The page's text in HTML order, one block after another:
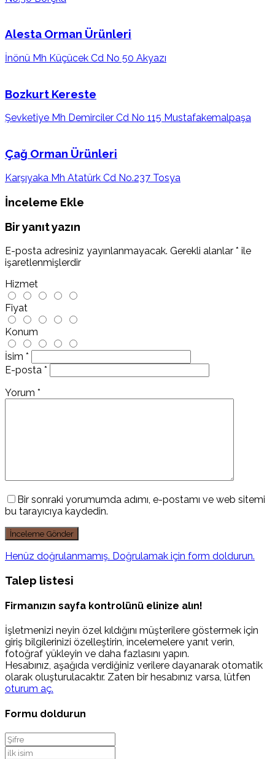
Alesta Orman Ürünleri
İnönü Mh Küçücek Cd No 50 Akyazı
Bozkurt Kereste
Şevketiye Mh Demirciler Cd No 115 Mustafakemalpaşa
Çağ Orman Ürünleri
Karşıyaka Mh Atatürk Cd No.237 Tosya
İnceleme Ekle
Bir yanıt yazın
E-posta adresiniz yayınlanmayacak. Gerekli alanlar * ile
işaretlenmişlerdir
Hizmet
Fiyat
Konum
İsim *
E-posta *
Yorum *
Bir sonraki yorumumda adımı, e-postamı ve web sitemi
bu tarayıcıya kaydedin.
Henüz doğrulanmamış. Doğrulamak için form doldurun.
Talep listesi
Firmanızın sayfa kontrolünü elinize alın!
İşletmenizi neyin özel kıldığını müşterilere göstermek için
giriş bilgilerinizi özelleştirin, incelemelere yanıt verin,
fotoğraf yükleyin ve daha fazlasını yapın.
Hesabınız, aşağıda verdiğiniz verilere dayanarak otomatik
olarak oluşturulacaktır. Zaten bir hesabınız varsa, lütfen
oturum aç.
Formu doldurun